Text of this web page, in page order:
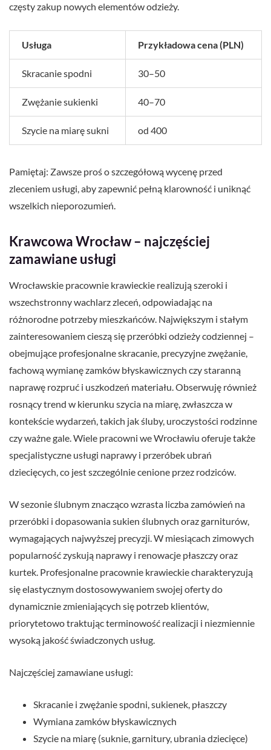
częsty zakup nowych elementów odzieży.
Usługa Przykładowa cena (PLN)
Skracanie spodni 30–50
Zwężanie sukienki 40–70
Szycie na miarę sukni od 400
Pamiętaj: Zawsze proś o szczegółową wycenę przed
zleceniem usługi, aby zapewnić pełną klarowność i uniknąć
wszelkich nieporozumień.
Krawcowa Wrocław – najczęściej
zamawiane usługi
Wrocławskie pracownie krawieckie realizują szeroki i
wszechstronny wachlarz zleceń, odpowiadając na
różnorodne potrzeby mieszkańców. Największym i stałym
zainteresowaniem cieszą się przeróbki odzieży codziennej –
obejmujące profesjonalne skracanie, precyzyjne zwężanie,
fachową wymianę zamków błyskawicznych czy staranną
naprawę rozpruć i uszkodzeń materiału. Obserwuję również
rosnący trend w kierunku szycia na miarę, zwłaszcza w
kontekście wydarzeń, takich jak śluby, uroczystości rodzinne
czy ważne gale. Wiele pracowni we Wrocławiu oferuje także
specjalistyczne usługi naprawy i przeróbek ubrań
dziecięcych, co jest szczególnie cenione przez rodziców.
W sezonie ślubnym znacząco wzrasta liczba zamówień na
przeróbki i dopasowania sukien ślubnych oraz garniturów,
wymagających najwyższej precyzji. W miesiącach zimowych
popularność zyskują naprawy i renowacje płaszczy oraz
kurtek. Profesjonalne pracownie krawieckie charakteryzują
się elastycznym dostosowywaniem swojej oferty do
dynamicznie zmieniających się potrzeb klientów,
priorytetowo traktując terminowość realizacji i niezmiennie
wysoką jakość świadczonych usług.
Najczęściej zamawiane usługi:
Skracanie i zwężanie spodni, sukienek, płaszczy
Wymiana zamków błyskawicznych
Szycie na miarę (suknie, garnitury, ubrania dziecięce)